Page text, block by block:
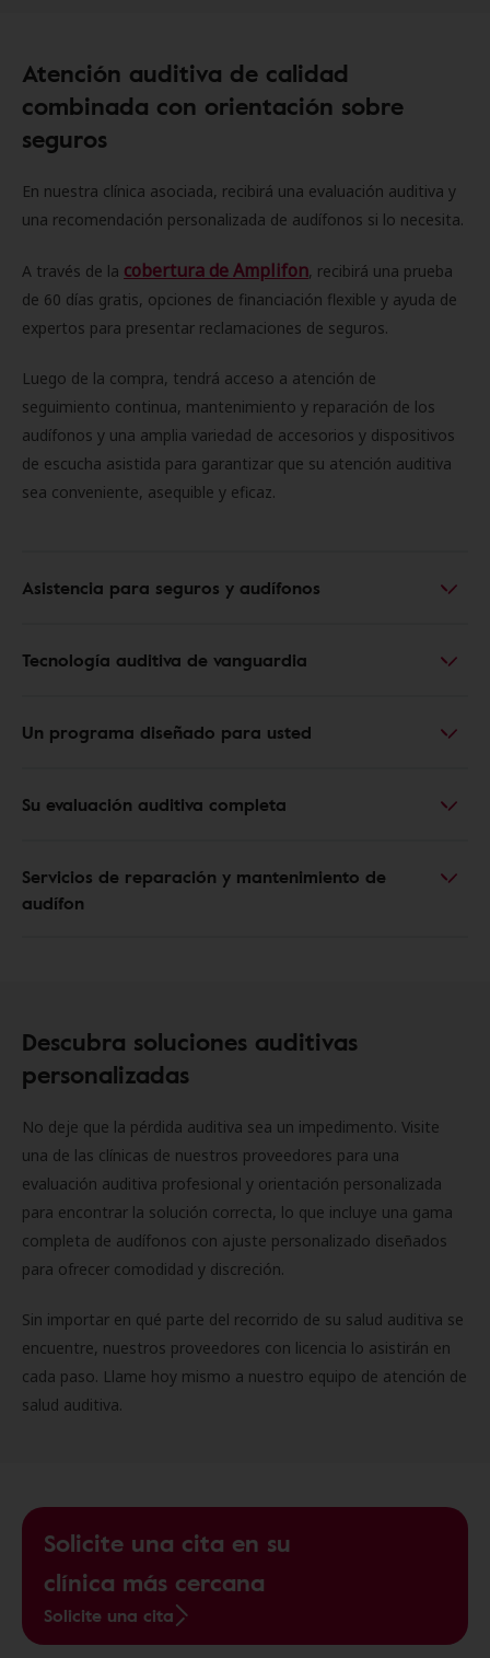
Atención auditiva de calidad
combinada con orientación sobre
seguros
En nuestra clínica asociada, recibirá una evaluación auditiva y
una recomendación personalizada de audífonos si lo necesita.
A través de la cobertura de Amplifon, recibirá una prueba
de 60 días gratis, opciones de financiación flexible y ayuda de
expertos para presentar reclamaciones de seguros.
Luego de la compra, tendrá acceso a atención de
seguimiento continua, mantenimiento y reparación de los
audífonos y una amplia variedad de accesorios y dispositivos
de escucha asistida para garantizar que su atención auditiva
sea conveniente, asequible y eficaz.
Asistencia para seguros y audífonos
Tecnología auditiva de vanguardia
Un programa diseñado para usted
Su evaluación auditiva completa
Servicios de reparación y mantenimiento de
audífon
Descubra soluciones auditivas
personalizadas
No deje que la pérdida auditiva sea un impedimento. Visite
una de las clínicas de nuestros proveedores para una
evaluación auditiva profesional y orientación personalizada
para encontrar la solución correcta, lo que incluye una gama
completa de audífonos con ajuste personalizado diseñados
para ofrecer comodidad y discreción.
Sin importar en qué parte del recorrido de su salud auditiva se
encuentre, nuestros proveedores con licencia lo asistirán en
cada paso. Llame hoy mismo a nuestro equipo de atención de
salud auditiva.
Solicite una cita en su
clínica más cercana
Solicite una cita